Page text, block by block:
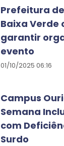
Prefeitura
Baixa Verde
garantir
evento
01/10/2025 06:16
Campus
Semana
com
Surdo